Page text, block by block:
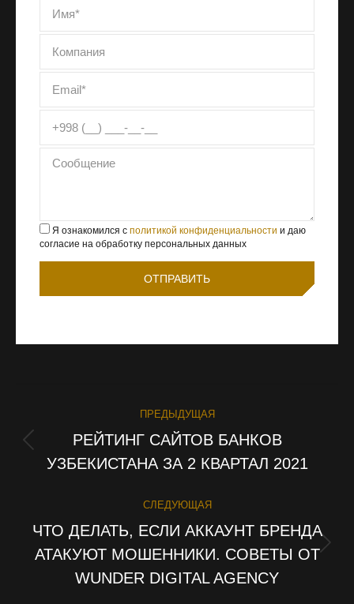
Я ознакомился с политикой конфиденциальности и даю
согласие на обработку персональных данных
ПО
ЗАПИСЯМ
ПРЕДЫДУЩАЯ
Предыдущая
запись:
РЕЙТИНГ САЙТОВ БАНКОВ
УЗБЕКИСТАНА ЗА 2 КВАРТАЛ 2021
СЛЕДУЮЩАЯ
Следующая
запись:
ЧТО ДЕЛАТЬ, ЕСЛИ АККАУНТ БРЕНДА
АТАКУЮТ МОШЕННИКИ. СОВЕТЫ ОТ
WUNDER DIGITAL AGENCY